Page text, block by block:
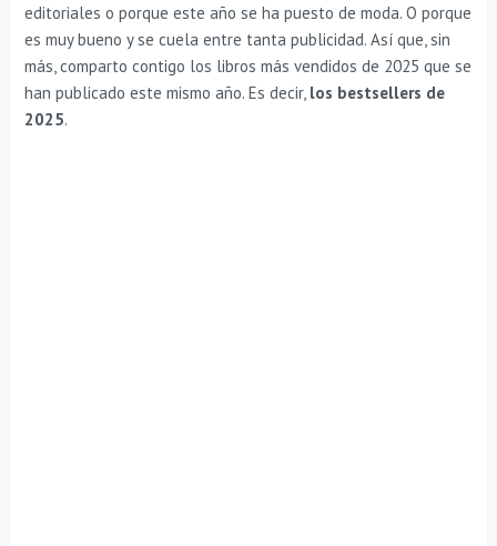
editoriales o porque este año se ha puesto de moda. O porque
es muy bueno y se cuela entre tanta publicidad. Así que, sin
más, comparto contigo los libros más vendidos de 2025 que se
han publicado este mismo año. Es decir, los bestsellers de
2025.